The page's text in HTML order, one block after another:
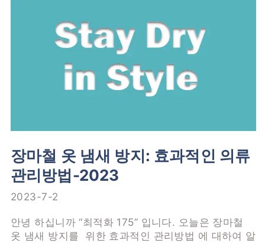
장마철 옷 냄새 방지: 효과적인 의류
관리방법-2023
2023-7-2
안녕 하십니까 “최적화 175” 입니다. 오늘은 장마철
옷 냄새 방지를 위한 효과적인 관리방법 에 대하여 알